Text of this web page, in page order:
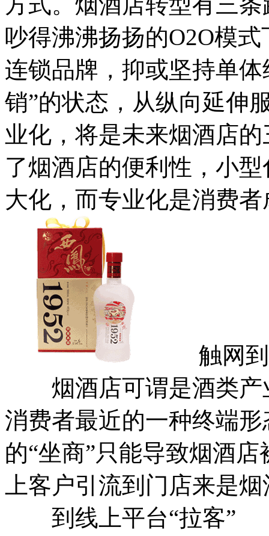
吵得沸沸扬扬的O2O模
连锁品牌，抑或坚持单
销”的状态，从纵向延伸
业化，将是未来烟酒店
了烟酒店的便利性，小
大化，而专业化是消费
触网到
烟酒店可谓是酒类产
消费者最近的一种终端
的“坐商”只能导致烟酒
上客户引流到门店来是
到线上平台“拉客”